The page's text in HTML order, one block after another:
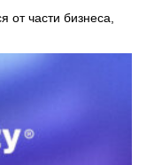
от части бизнеса,